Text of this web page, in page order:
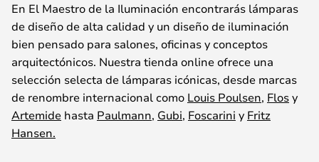
En El Maestro de la Iluminación encontrarás lámparas
de diseño de alta calidad y un diseño de iluminación
bien pensado para salones, oficinas y conceptos
arquitectónicos. Nuestra tienda online ofrece una
selección selecta de lámparas icónicas, desde marcas
de renombre internacionalcomo Louis Poulsen, Flosy
Artemide hasta Paulmann, Gubi, Foscarini y Fritz
Hansen.